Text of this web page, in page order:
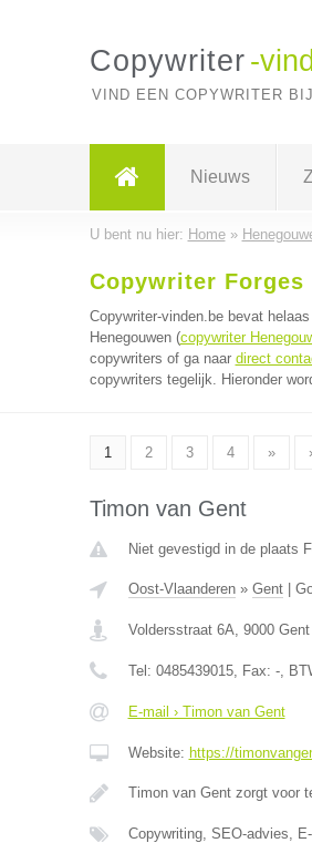
Copywriter -
VIND EEN COPYWRITER
Nieuws
U bent nu hier: Home»
Copywriter Forges
Copywriter-vinden.be bevat
Henegouwen (copywriter
copywriters of ga naar direct
copywriters tegelijk. Hieronder
1 2 3 4 »
Timon van Gent
Niet gevestigd in de plaats
Oost-Vlaanderen» Gent|
Voldersstraat 6A, 9000 Gent
Tel: 0485439015, Fax: -,
E-mail › Timon van Gent
Website: https://
Timon van Gent zorgt voor
Copywriting, SEO-advies,